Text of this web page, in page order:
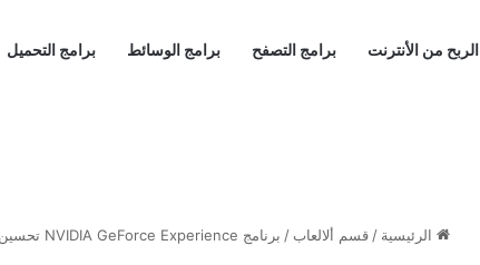
الربح من الأنترنت برامج التصفح برامج الوسائط برامج التحميل
الرئيسية / قسم ألالعاب / برنامج NVIDIA GeForce Experience تحسين أداء الألعاب بجودة فائقة